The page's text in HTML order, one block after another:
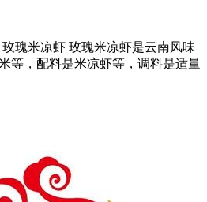
瑰米凉虾 玫瑰米凉虾是云南风味
等，配料是米凉虾等，调料是适量